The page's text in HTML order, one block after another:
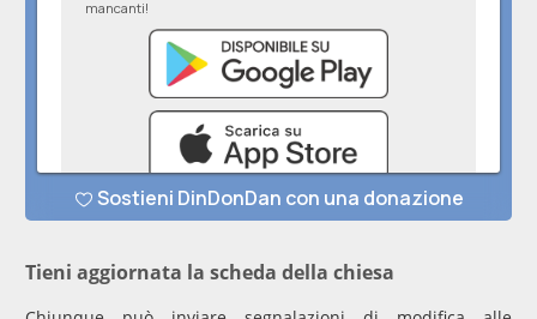
Tieni aggiornata la scheda della chiesa